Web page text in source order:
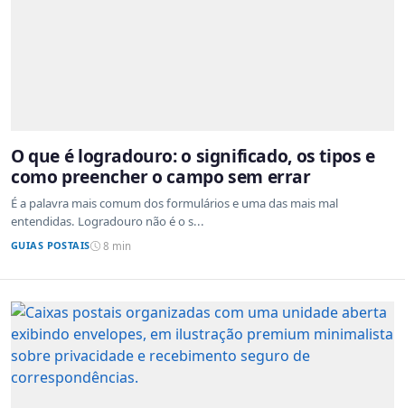
O que é logradouro: o significado, os tipos e
como preencher o campo sem errar
É a palavra mais comum dos formulários e uma das mais mal
entendidas. Logradouro não é o s...
GUIAS POSTAIS 8 min